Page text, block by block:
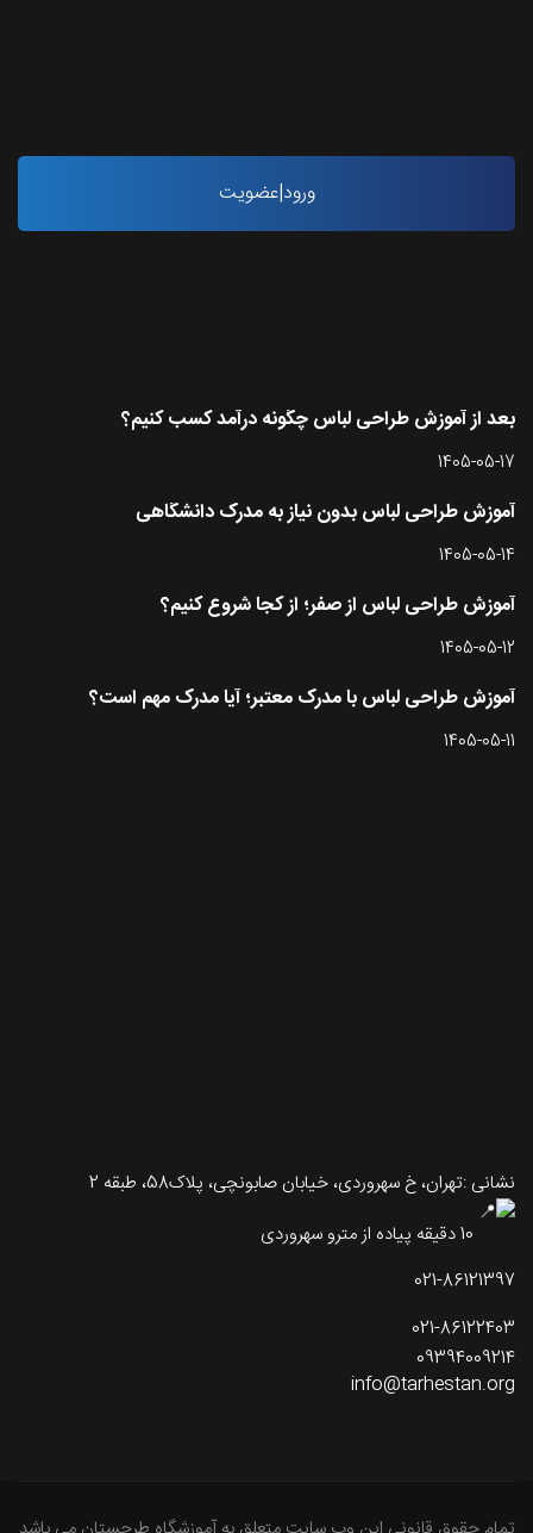
ورود|عضویت
بعد از آموزش طراحی لباس چگونه درآمد کسب کنیم؟
1405-05-17
آموزش طراحی لباس بدون نیاز به مدرک دانشگاهی
1405-05-14
آموزش طراحی لباس از صفر؛ از کجا شروع کنیم؟
1405-05-12
آموزش طراحی لباس با مدرک معتبر؛ آیا مدرک مهم است؟
1405-05-11
نشانی :تهران، خ سهروردی، خیابان صابونچی، پلاک58، طبقه 2
021-86121397
021-86122403
09394009214
info@tarhestan.org